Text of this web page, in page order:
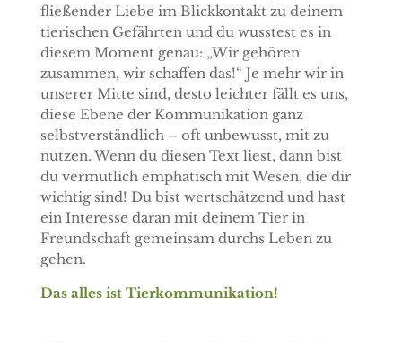
fließender Liebe im Blickkontakt zu deinem
tierischen Gefährten und du wusstest es in
diesem Moment genau: „Wir gehören
zusammen, wir schaffen das!“ Je mehr wir in
unserer Mitte sind, desto leichter fällt es uns,
diese Ebene der Kommunikation ganz
selbstverständlich – oft unbewusst, mit zu
nutzen. Wenn du diesen Text liest, dann bist
du vermutlich emphatisch mit Wesen, die dir
wichtig sind! Du bist wertschätzend und hast
ein Interesse daran mit deinem Tier in
Freundschaft gemeinsam durchs Leben zu
gehen.
Das alles ist Tierkommunikation!